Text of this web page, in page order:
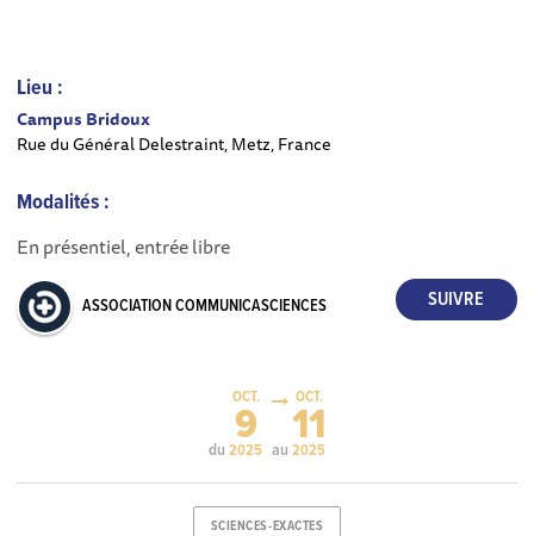
Lieu :
Campus Bridoux
Rue du Général Delestraint, Metz, France
Modalités :
En présentiel, entrée libre
ASSOCIATION COMMUNICASCIENCES
du
OCT.
9
2025 au
OCT.
11
2025
SCIENCES-EXACTES